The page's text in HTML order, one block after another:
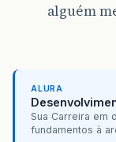
alguém
ALURA
Sua Carreira em
fundamentos à